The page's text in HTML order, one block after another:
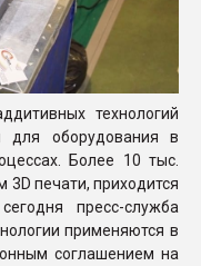
технологий
для оборудования в
Более 10 тыс.
3D печати, приходится
пресс-служба
применяются в
соглашением на